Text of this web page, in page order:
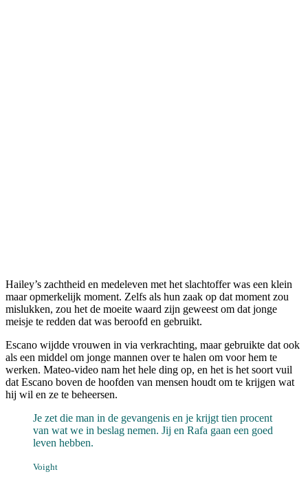
Hailey’s zachtheid en medeleven met het slachtoffer was een klein
maar opmerkelijk moment. Zelfs als hun zaak op dat moment zou
mislukken, zou het de moeite waard zijn geweest om dat jonge
meisje te redden dat was beroofd en gebruikt.
Escano wijdde vrouwen in via verkrachting, maar gebruikte dat ook
als een middel om jonge mannen over te halen om voor hem te
werken. Mateo-video nam het hele ding op, en het is het soort vuil
dat Escano boven de hoofden van mensen houdt om te krijgen wat
hij wil en ze te beheersen.
Je zet die man in de gevangenis en je krijgt tien procent
van wat we in beslag nemen. Jij en Rafa gaan een goed
leven hebben.
Voight